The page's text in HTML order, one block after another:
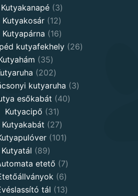
Kutyakanapé 33
products
Kutyakosár 1212
products
Kutyapárna 1616
products
kutyafekhely 2626
3535
products
202202
products
kutyaruha 33
esőkabát 4040
Kutyacipő 3131
products
Kutyakabát 2727
products
101101
Kutyatál 8989
products
etető 77
products
66
products
tál 1313